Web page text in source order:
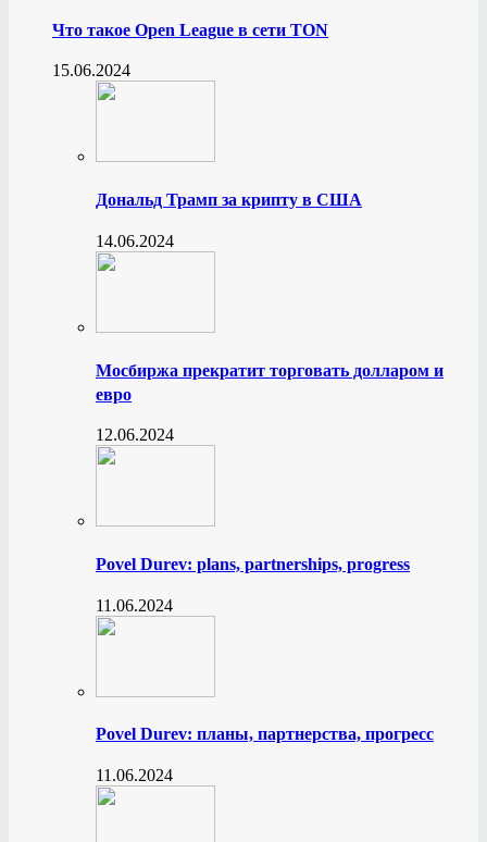
Что такое Open League в сети TON
15.06.2024
Дональд Трамп за крипту в США
14.06.2024
Мосбиржа прекратит торговать долларом и
евро
12.06.2024
Povel Durev: plans, partnerships, progress
11.06.2024
Povel Durev: планы, партнерства, прогресс
11.06.2024